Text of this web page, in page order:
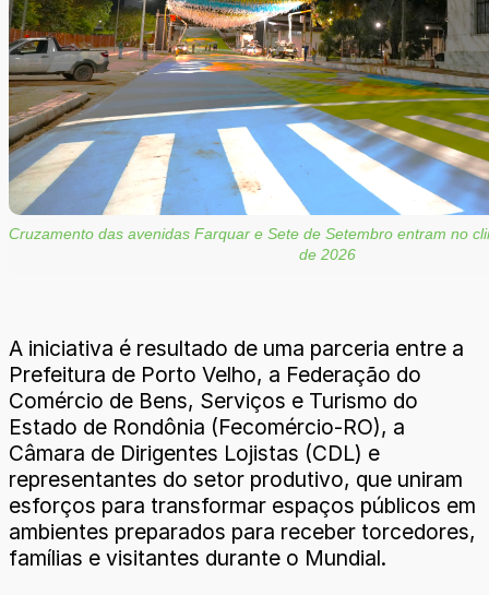
Cruzamento das avenidas Farquar e Sete de Setembro entram no
de 2026
A iniciativa é resultado de uma parceria entre a
Prefeitura de Porto Velho, a Federação do
Comércio de Bens, Serviços e Turismo do
Estado de Rondônia (Fecomércio-RO), a
Câmara de Dirigentes Lojistas (CDL) e
representantes do setor produtivo, que uniram
esforços para transformar espaços públicos em
ambientes preparados para receber torcedores,
famílias e visitantes durante o Mundial.